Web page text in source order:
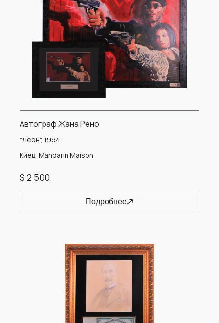
Автограф Жана Рено
"Леон", 1994
Киев, Mandarin Maison
$ 2 500
Подробнее